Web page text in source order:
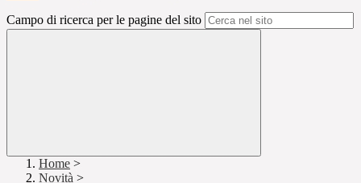
Campo di ricerca per le pagine del sito
Home >
Novità >